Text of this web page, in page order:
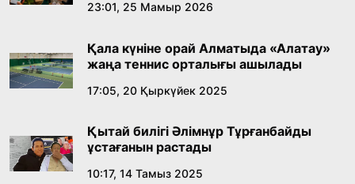
Абайдың адам тәрбиесі туралы
18:59, 20 Шілде 2026
Жасанды интеллект: адамзаттың көмекшісі
18:16, 20 Шілде 2026
23:01, 25 Мамыр 2026
Қала күніне орай Алматыда «Алатау»
жаңа теннис орталығы ашылады
17:05, 20 Қыркүйек 2025
Қытай билігі Әлімнұр Тұрғанбайды
ұстағанын растады
10:17, 14 Тамыз 2025